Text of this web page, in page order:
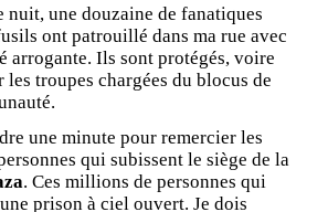
nuit, une douzaine de fanatiques
ont patrouillé dans ma rue avec
arrogante. Ils sont protégés, voire
les troupes chargées du blocus de
une minute pour remercier les
qui subissent le siège de la
. Ces millions de personnes qui
prison à ciel ouvert. Je dois